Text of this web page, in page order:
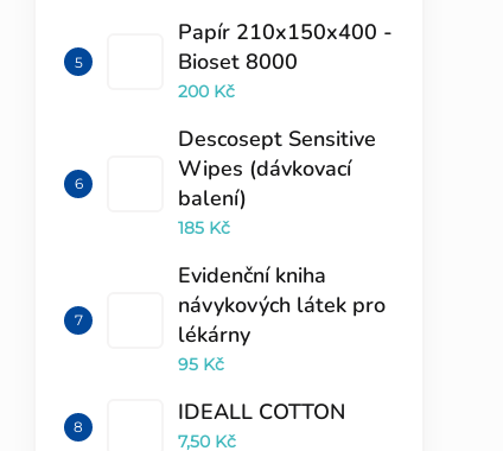
Papír 210x150x400 -
Bioset 8000
200 Kč
Descosept Sensitive
Wipes (dávkovací
balení)
185 Kč
Evidenční kniha
návykových látek pro
lékárny
95 Kč
IDEALL COTTON
7,50 Kč